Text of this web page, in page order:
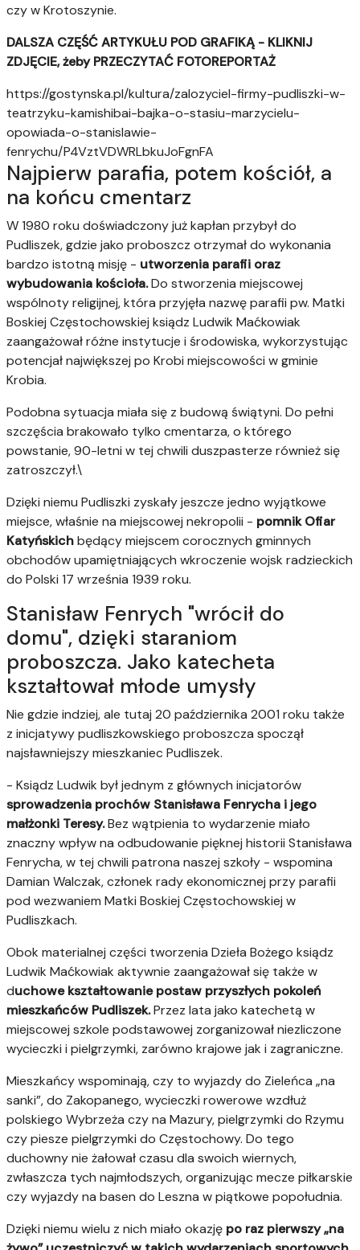
czy w Krotoszynie.
DALSZA CZĘŚĆ ARTYKUŁU POD GRAFIKĄ - KLIKNIJ
ZDJĘCIE, żeby PRZECZYTAĆ FOTOREPORTAŻ
https://gostynska.pl/kultura/zalozyciel-firmy-pudliszki-w-
teatrzyku-kamishibai-bajka-o-stasiu-marzycielu-
opowiada-o-stanislawie-
fenrychu/P4VztVDWRLbkuJoFgnFA
Najpierw parafia, potem kościół, a
na końcu cmentarz
W 1980 roku doświadczony już kapłan przybył do
Pudliszek, gdzie jako proboszcz otrzymał do wykonania
bardzo istotną misję - utworzenia parafii oraz
wybudowania kościoła.Do stworzenia miejscowej
wspólnoty religijnej, która przyjęła nazwę parafii pw. Matki
Boskiej Częstochowskiej ksiądz Ludwik Maćkowiak
zaangażował różne instytucje i środowiska, wykorzystując
potencjał największej po Krobi miejscowości w gminie
Krobia.
Podobna sytuacja miała się z budową świątyni. Do pełni
szczęścia brakowało tylko cmentarza, o którego
powstanie, 90-letni w tej chwili duszpasterze również się
zatroszczył.\
Dzięki niemu Pudliszki zyskały jeszcze jedno wyjątkowe
miejsce, właśnie na miejscowej nekropolii - pomnik Ofiar
Katyńskichbędący miejscem corocznych gminnych
obchodów upamiętniających wkroczenie wojsk radzieckich
do Polski 17 września 1939 roku.
Stanisław Fenrych "wrócił do
domu", dzięki staraniom
proboszcza. Jako katecheta
kształtował młode umysły
Nie gdzie indziej, ale tutaj 20 października 2001 roku także
z inicjatywy pudliszkowskiego proboszcza spoczął
najsławniejszy mieszkaniec Pudliszek.
- Ksiądz Ludwik był jednym z głównych inicjatorów
sprowadzenia prochów Stanisława Fenrycha i jego
małżonki Teresy.Bez wątpienia to wydarzenie miało
znaczny wpływ na odbudowanie pięknej historii Stanisława
Fenrycha, w tej chwili patrona naszej szkoły - wspomina
Damian Walczak, członek rady ekonomicznej przy parafii
pod wezwaniem Matki Boskiej Częstochowskiej w
Pudliszkach.
Obok materialnej części tworzenia Dzieła Bożego ksiądz
Ludwik Maćkowiak aktywnie zaangażował się także w
duchowe kształtowanie postaw przyszłych pokoleń
mieszkańców Pudliszek.Przez lata jako katechetą w
miejscowej szkole podstawowej zorganizował niezliczone
wycieczki i pielgrzymki, zarówno krajowe jak i zagraniczne.
Mieszkańcy wspominają, czy to wyjazdy do Zieleńca „na
sanki”, do Zakopanego, wycieczki rowerowe wzdłuż
polskiego Wybrzeża czy na Mazury, pielgrzymki do Rzymu
czy piesze pielgrzymki do Częstochowy. Do tego
duchowny nie żałował czasu dla swoich wiernych,
zwłaszcza tych najmłodszych, organizując mecze piłkarskie
czy wyjazdy na basen do Leszna w piątkowe popołudnia.
Dzięki niemu wielu z nich miało okazję po raz pierwszy „na